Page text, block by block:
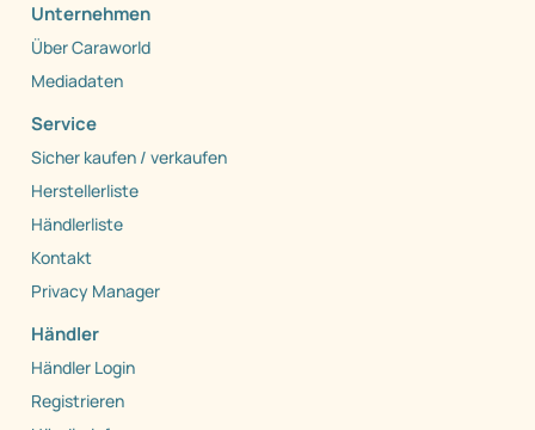
Unternehmen
Über Caraworld
Mediadaten
Service
Sicher kaufen / verkaufen
Herstellerliste
Händlerliste
Kontakt
Privacy Manager
Händler
Händler Login
Registrieren